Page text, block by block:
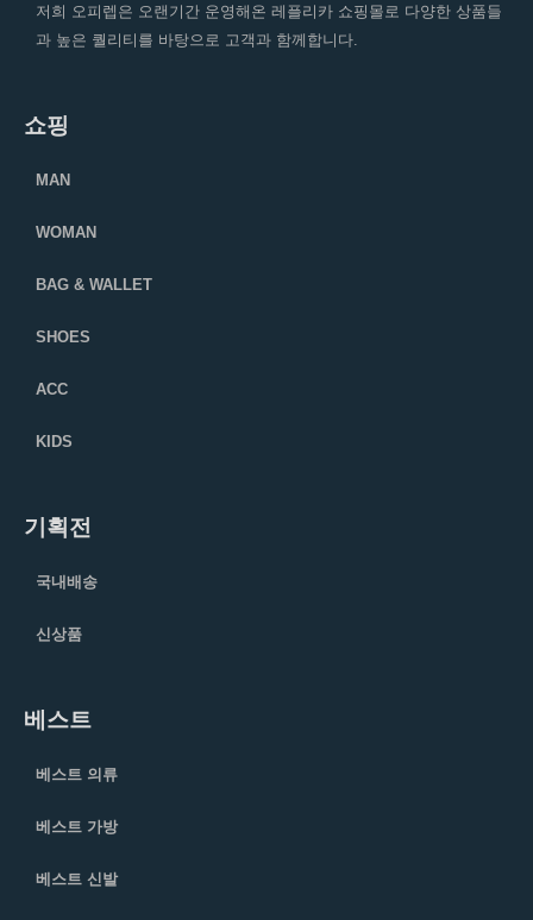
저희 오피렙은 오랜기간 운영해온 레플리카 쇼핑몰로 다양한 상품들
과 높은 퀄리티를 바탕으로 고객과 함께합니다.
쇼핑
MAN
WOMAN
BAG & WALLET
SHOES
ACC
KIDS
기획전
국내배송
신상품
베스트
베스트 의류
베스트 가방
베스트 신발